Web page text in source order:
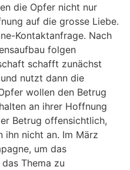
die Opfer nicht nur
auf die grosse Liebe.
Kontaktanfrage. Nach
folgen
schafft zunächst
nutzt dann die
wollen den Betrug
an ihrer Hoffnung
Betrug offensichtlich,
ihn nicht an. Im März
um das
Thema zu